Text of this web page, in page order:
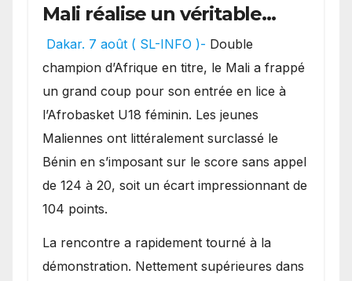
Mali réalise un véritable
festival offensif et inflige
une lourde défaite au
Bénin.
Dakar. 7 août ( SL-INFO )- Double
champion d’Afrique en titre, le Mali a frappé
un grand coup pour son entrée en lice à
l’Afrobasket U18 féminin. Les jeunes
Maliennes ont littéralement surclassé le
Bénin en s’imposant sur le score sans appel
de 124 à 20, soit un écart impressionnant de
104 points.
La rencontre a rapidement tourné à la
démonstration. Nettement supérieures dans